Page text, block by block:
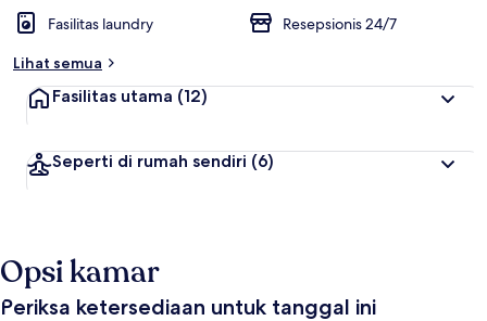
Fasilitas laundry
Resepsionis 24/7
Lihat semua
Fasilitas utama (12)
Seperti di rumah sendiri (6)
Opsi kamar
Periksa ketersediaan untuk tanggal ini